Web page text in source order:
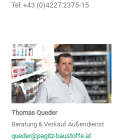
Tel: +43 (0)4227 2375-15
Thomas Queder
Beratung & Verkauf Außendienst
queder@pagitz-baustoffe.at